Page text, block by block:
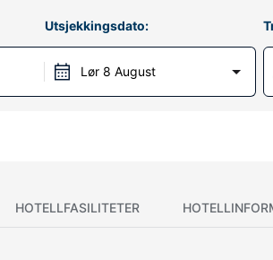
Utsjekkingsdato:
Lør 8 August
HOTELLFASILITETER